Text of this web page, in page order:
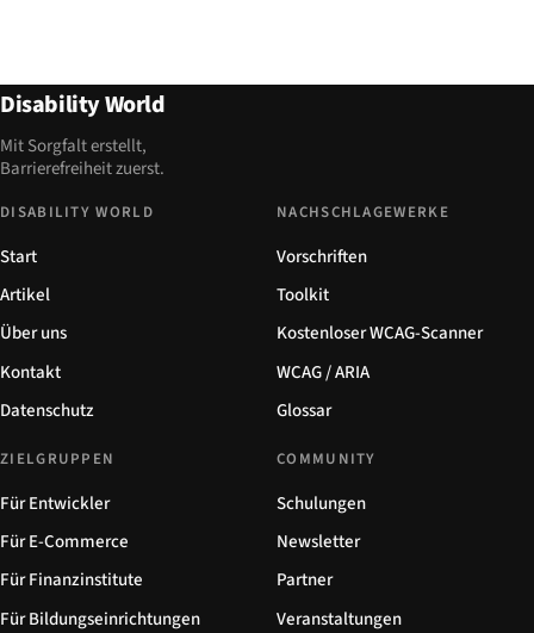
Disability World
Mit Sorgfalt erstellt,
Barrierefreiheit zuerst.
DISABILITY WORLD
Start
Artikel
Über uns
Kontakt
Datenschutz
NACHSCHLAGEWERKE
Vorschriften
Toolkit
Kostenloser WCAG-Scanner
WCAG / ARIA
Glossar
ZIELGRUPPEN
Für Entwickler
Für E-Commerce
Für Finanzinstitute
Für Bildungseinrichtungen
COMMUNITY
Schulungen
Newsletter
Partner
Veranstaltungen